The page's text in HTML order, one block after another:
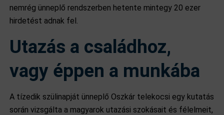
nemrég ünneplő rendszerben hetente mintegy 20 ezer
hirdetést adnak fel.
Utazás a családhoz,
vagy éppen a munkába
A tízedik szülinapját ünneplő Oszkár telekocsi egy kutatás
során vizsgálta a magyarok utazási szokásait és félelmeit,